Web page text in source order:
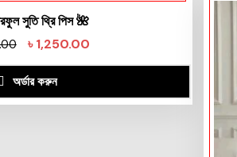
সুতি থ্রি পিস 🌺
৳1,250.00
অর্ডার করুন